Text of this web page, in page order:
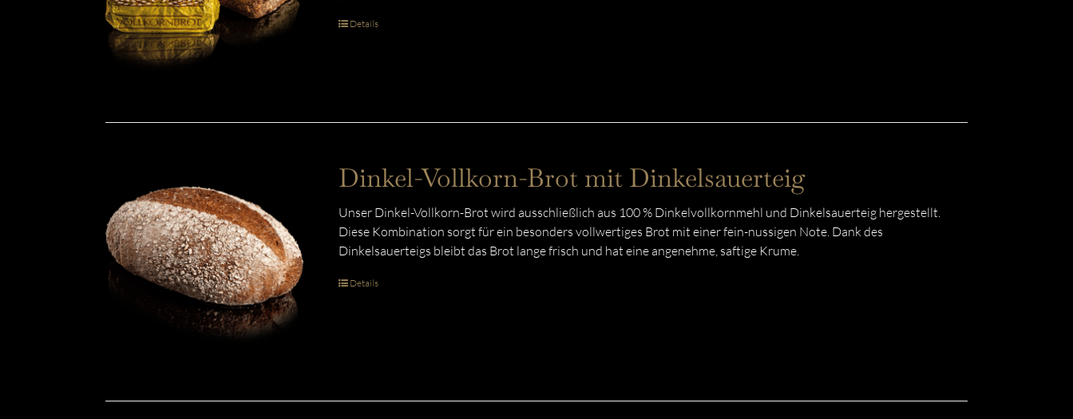
Details
Dinkel-Vollkorn-Brot mit Dinkelsauerteig
Unser Dinkel-Vollkorn-Brot wird ausschließlich aus 100 % Dinkelvollkornmehl und Dinkelsauerteig hergestellt.
Diese Kombination sorgt für ein besonders vollwertiges Brot mit einer fein-nussigen Note. Dank des
Dinkelsauerteigs bleibt das Brot lange frisch und hat eine angenehme, saftige Krume.
Details